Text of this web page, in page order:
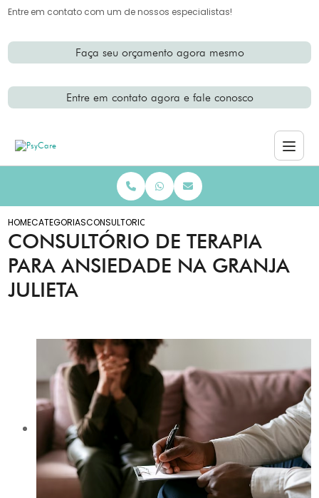
Entre em contato com um de nossos especialistas!
Faça seu orçamento agora mesmo
Entre em contato agora e fale conosco
HOMECATEGORIASCONSULTORIO TERAPIA ANSIEDADE GRANJA JULIETA
CONSULTÓRIO DE TERAPIA
PARA ANSIEDADE NA GRANJA
JULIETA